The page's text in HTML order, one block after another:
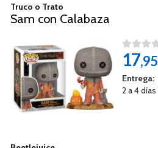
Truco o Trato
Sam con Calabaza
17
Entrega:
2 a 4